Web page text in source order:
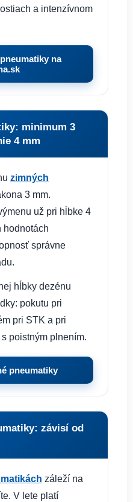
a intenzívnom
na
minimum 3
4 mm
zimných
3 mm.
už pri hĺbke 4
hodnotách
správne
hĺbky dezénu
pokutu pri
pri STK a pri
poistným plnením.
pneumatiky
závisí od
záleží na
V lete platí